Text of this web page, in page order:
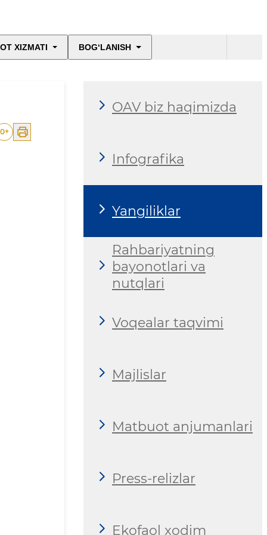
XIZMATI BOG‘LANISH
0+
OAV biz haqimizda
Infografika
Yangiliklar
Rahbariyatning
bayonotlari va
nutqlari
Voqealar taqvimi
Majlislar
Matbuot anjumanlari
Press-relizlar
Ekofaol xodim